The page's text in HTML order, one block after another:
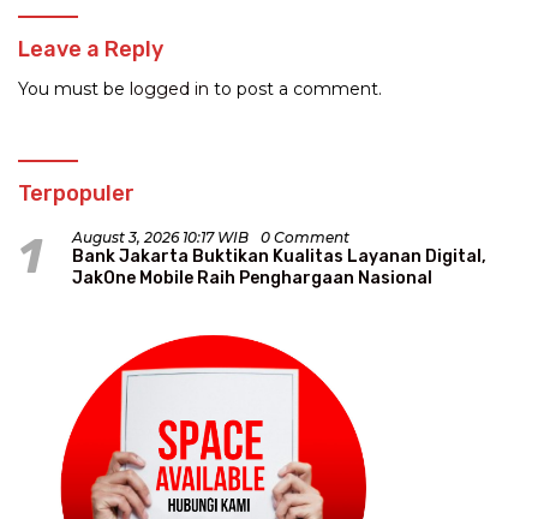
Leave a Reply
You must be logged in to post a comment.
Terpopuler
1 August 3, 2026 10:17 WIB 0 Comment
Bank Jakarta Buktikan Kualitas Layanan Digital,
JakOne Mobile Raih Penghargaan Nasional